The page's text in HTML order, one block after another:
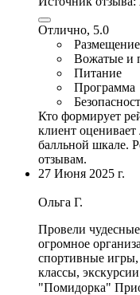
Отлично, 5.0
Размещение
Вожатые и
Питание
Программа
Кто формирует
клиент
балльной шкале.
отзывам.
27 Июня 2025 г.
Ольга Г.
Провели
огромное
спортивные игры,
классы,
"Помидорка"